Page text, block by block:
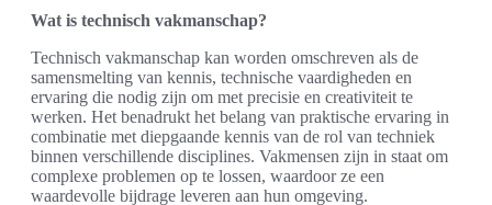
Wat is technisch vakmanschap?
Technisch vakmanschap kan worden omschreven als de
samensmelting van kennis, technische vaardigheden en
ervaring die nodig zijn om met precisie en creativiteit te
werken. Het benadrukt het belang van praktische ervaring in
combinatie met diepgaande kennis van de rol van techniek
binnen verschillende disciplines. Vakmensen zijn in staat om
complexe problemen op te lossen, waardoor ze een
waardevolle bijdrage leveren aan hun omgeving.